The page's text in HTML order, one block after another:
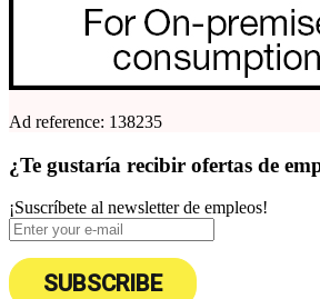
Ad reference: 138235
¿Te gustaría recibir ofertas de
¡Suscríbete al newsletter de empleos!
SUBSCRIBE